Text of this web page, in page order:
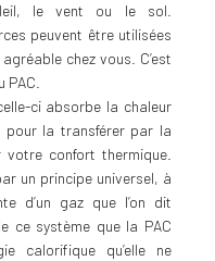
le vent ou le sol.
peuvent être utilisées
chez vous. C’est
ci absorbe la chaleur
pour la transférer par la
confort thermique.
un principe universel, à
d’un gaz que l’on dit
ce système que la PAC
calorifique qu’elle ne